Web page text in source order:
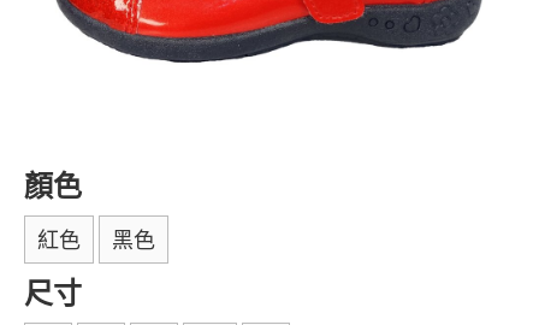
顏色
紅色 黑色
尺寸